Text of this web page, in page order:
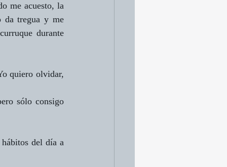
me acuesto, la
da tregua y me
durante
quiero olvidar,
sólo consigo
del día a